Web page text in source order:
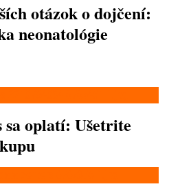
otázok o dojčení:
neonatológie
sa oplatí: Ušetrite